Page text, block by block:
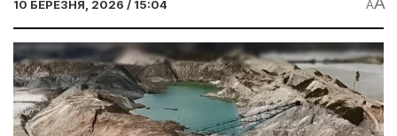
10 БЕРЕЗНЯ, 2026 / 15:04 A